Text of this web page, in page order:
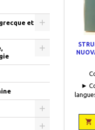
et
►
21,5,
